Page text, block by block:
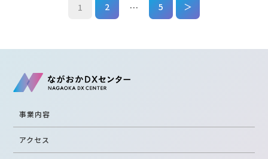
1 2 … 5 ＞
事業内容
アクセス